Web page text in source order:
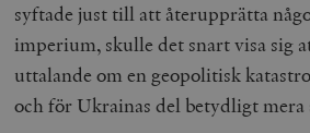
syftade just till att återupprätta
imperium, skulle det snart visa sig
uttalande om en geopolitisk
och för Ukrainas del betydligt